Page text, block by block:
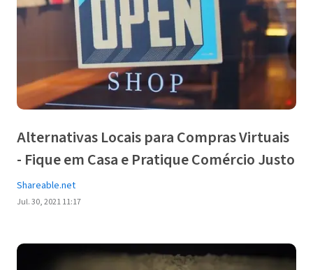
Alternativas Locais para Compras Virtuais
- Fique em Casa e Pratique Comércio Justo
Shareable.net
Jul. 30, 2021 11:17